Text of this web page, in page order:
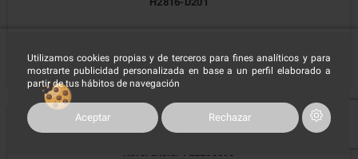
Utilizamos cookies propias y de terceros para fines analíticos y para
mostrarte publicidad personalizada en base a un perfil elaborado a
partir de tus hábitos de navegación
Aceptar Rechazar
VER
Referencia: TELE65893